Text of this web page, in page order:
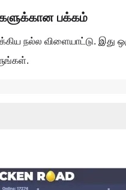
பக்கம்
நல்ல விளையாட்டு. இது